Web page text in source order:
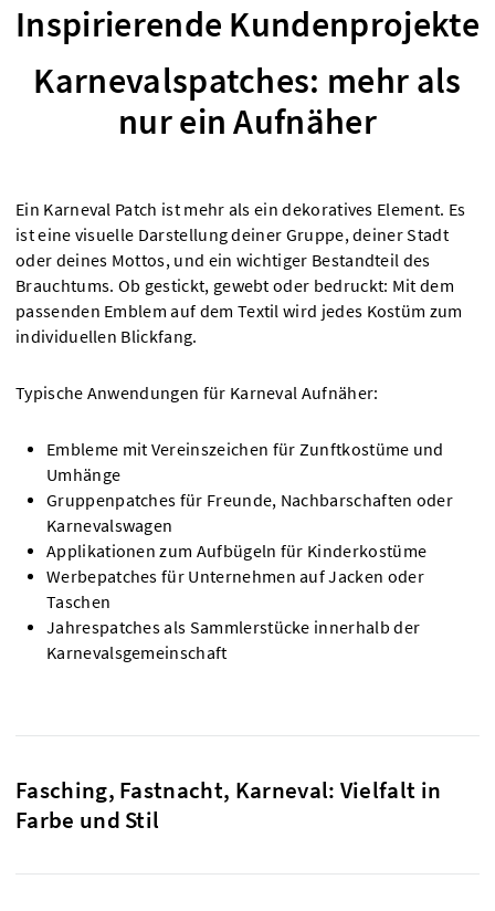
Inspirierende Kundenprojekte
Karnevalspatches: mehr als
nur ein Aufnäher
Ein Karneval Patch ist mehr als ein dekoratives Element. Es
ist eine visuelle Darstellung deiner Gruppe, deiner Stadt
oder deines Mottos, und ein wichtiger Bestandteil des
Brauchtums. Ob gestickt, gewebt oder bedruckt: Mit dem
passenden Emblem auf dem Textil wird jedes Kostüm zum
individuellen Blickfang.
Typische Anwendungen für Karneval Aufnäher:
Embleme mit Vereinszeichen für Zunftkostüme und
Umhänge
Gruppenpatches für Freunde, Nachbarschaften oder
Karnevalswagen
Applikationen zum Aufbügeln für Kinderkostüme
Werbepatches für Unternehmen auf Jacken oder
Taschen
Jahrespatches als Sammlerstücke innerhalb der
Karnevalsgemeinschaft
Fasching, Fastnacht, Karneval: Vielfalt in
Farbe und Stil